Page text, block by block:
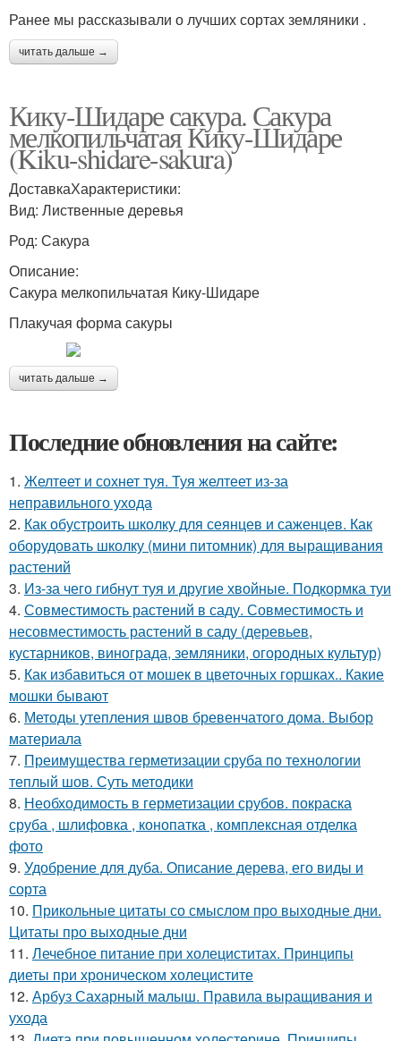
Ранее мы рассказывали о лучших сортах земляники .
читать дальше →
Кику-Шидаре сакура. Сакура
мелкопильчатая Кику-Шидаре
(Kiku-shidare-sakura)
ДоставкаХарактеристики:
Вид: Лиственные деревья
Род: Сакура
Описание:
Сакура мелкопильчатая Кику-Шидаре
Плакучая форма сакуры
читать дальше →
Последние обновления на сайте:
1. Желтеет и сохнет туя. Туя желтеет из-за
неправильного ухода
2. Как обустроить школку для сеянцев и саженцев. Как
оборудовать школку (мини питомник) для выращивания
растений
3. Из-за чего гибнут туя и другие хвойные. Подкормка туи
4. Совместимость растений в саду. Совместимость и
несовместимость растений в саду (деревьев,
кустарников, винограда, земляники, огородных культур)
5. Как избавиться от мошек в цветочных горшках.. Какие
мошки бывают
6. Методы утепления швов бревенчатого дома. Выбор
материала
7. Преимущества герметизации сруба по технологии
теплый шов. Суть методики
8. Необходимость в герметизации срубов. покраска
сруба , шлифовка , конопатка , комплексная отделка
фото
9. Удобрение для дуба. Описание дерева, его виды и
сорта
10. Прикольные цитаты со смыслом про выходные дни.
Цитаты про выходные дни
11. Лечебное питание при холециститах. Принципы
диеты при хроническом холецистите
12. Арбуз Сахарный малыш. Правила выращивания и
ухода